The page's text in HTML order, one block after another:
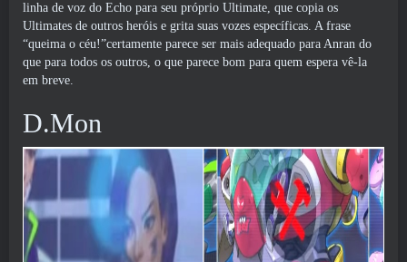
linha de voz do Echo para seu próprio Ultimate, que copia os
Ultimates de outros heróis e grita suas vozes específicas. A frase
“queima o céu!”certamente parece ser mais adequado para Anran do
que para todos os outros, o que parece bom para quem espera vê-la
em breve.
D.Mon